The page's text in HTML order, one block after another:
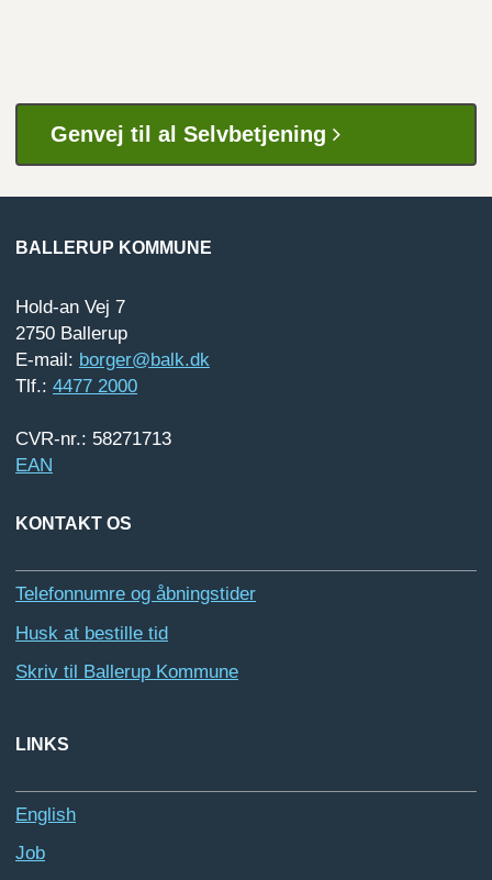
Genvej til al Selvbetjening
BALLERUP KOMMUNE
Hold-an Vej 7
2750 Ballerup
E-mail: borger@balk.dk
Tlf.: 4477 2000
CVR-nr.: 58271713
EAN
KONTAKT OS
Telefonnumre og åbningstider
Husk at bestille tid
Skriv til Ballerup Kommune
LINKS
English
Job